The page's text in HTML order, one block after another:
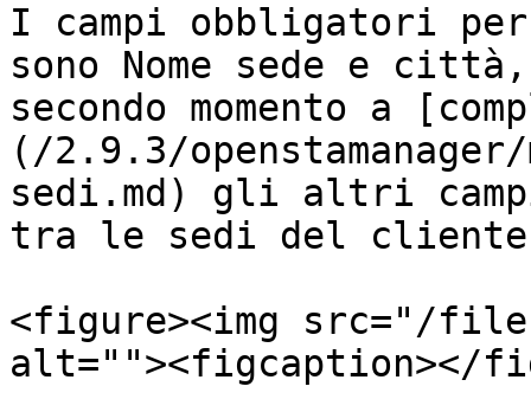
I campi obbligatori
sono Nome sede e
secondo momento a
(/2.9.3/
sedi.md) gli altri
tra le sedi del
<figure><img src="/files/
alt=""><figcaption></